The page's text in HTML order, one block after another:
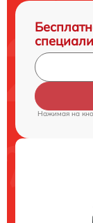
Нажимая на